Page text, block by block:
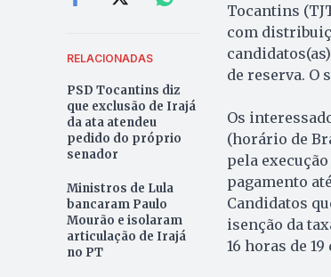
RELACIONADAS
PSD Tocantins diz
que exclusão de Irajá
da ata atendeu
pedido do próprio
senador
Ministros de Lula
bancaram Paulo
Mourão e isolaram
articulação de Irajá
no PT
Tocantins
com
de reserva. O
Os
(horário de
pela
pagamento
Candidatos
isenção da
16 horas de